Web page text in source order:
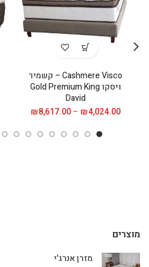
Cashmere Visco – קשמיר
ויסקו Gold Premium King
David
₪4,024.00
–
₪8,617.00
מוצרים
מזרן אנרג'י